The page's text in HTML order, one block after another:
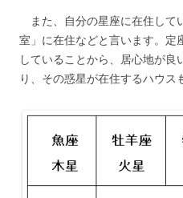
また、自分の星座に在住して
室」に在住などと言います。定
していることから、居心地が
り、その惑星が在住するハウス